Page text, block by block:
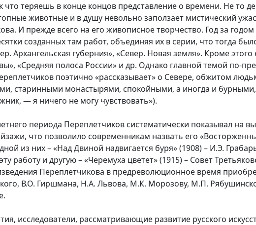
что теряешь в конце концов представление о времени. Не то
животные и в душу невольно заползает мистический
И прежде всего на его живописное творчество. Год за годом
созданных там работ, объединяя их в серии, что тогда
Архангельская губерния», «Север. Новая земля». Кроме
«Средняя полоса России» и др. Однако главной темой по-
поэтично «рассказывает» о Севере, обжитом
старинными монастырями, спокойными, а иногда и бурными,
— я ничего не могу чувствовать»).
периода Переплетчиков систематически показывал на
что позволило современникам назвать его
из них – «Над Двиной надвигается буря» (1908) – И.Э.
работу и другую – «Черемуха цветет» (1915) – Совет
Переплетчикова в предреволюционное время
В.О. Гиршмана, Н.А. Львова, М.К. Морозову, М.П.
исследователи, рассматривающие развитие русского